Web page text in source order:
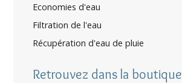
Economies d'eau
Filtration de l'eau
Récupération d'eau de pluie
Retrouvez dans la boutique